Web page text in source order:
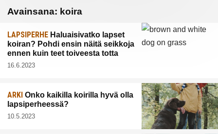
Avainsana: koira
LAPSIPERHE Haluaisivatko lapset
koiran? Pohdi ensin näitä seikkoja
ennen kuin teet toiveesta totta
16.6.2023
ARKI Onko kaikilla koirilla hyvä olla
lapsiperheessä?
10.5.2023